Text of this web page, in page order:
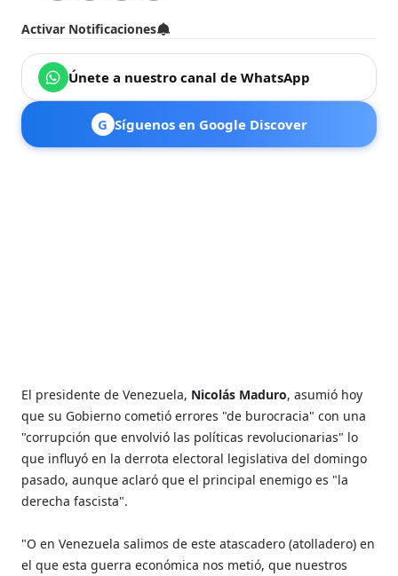
Activar Notificaciones
Únete a nuestro canal de WhatsApp
G Síguenos en Google Discover
El presidente de Venezuela, Nicolás Maduro, asumió hoy
que su Gobierno cometió errores "de burocracia" con una
"corrupción que envolvió las políticas revolucionarias" lo
que influyó en la derrota electoral legislativa del domingo
pasado, aunque aclaró que el principal enemigo es "la
derecha fascista".
"O en Venezuela salimos de este atascadero (atolladero) en
el que esta guerra económica nos metió, que nuestros